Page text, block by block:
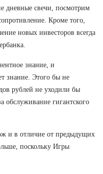
дневные свечи, посмотрим
Кроме того,
новых инвесторов всегда
знание, и
знание. Этого бы не
рублей не уходили бы
обслуживание гигантского
и в отличие от предыдущих
поскольку Игры